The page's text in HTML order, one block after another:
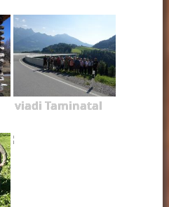
viadi Taminatal